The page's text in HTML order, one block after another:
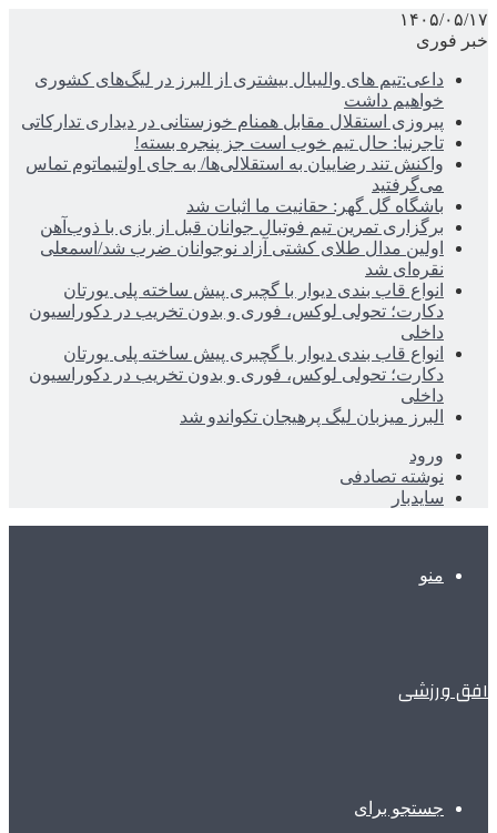
۱۴۰۵/۰۵/۱۷
خبر فوری
داعی:تیم های والیبال بیشتری از البرز در لیگ‌های کشوری
خواهیم داشت
پیروزی استقلال مقابل همنام خوزستانی در دیداری تدارکاتی
تاجرنیا: حال تیم خوب است جز پنجره بسته!
واکنش تند رضاییان به استقلالی‌ها/ به جای اولتیماتوم تماس
می‌گرفتید
باشگاه گل گهر: حقانیت ما اثبات شد
برگزاری تمرین تیم فوتبال جوانان قبل از بازی با ذوب‌آهن
اولین مدال طلای کشتی آزاد نوجوانان ضرب شد/اسمعلی
نقره‌ای شد
انواع قاب بندی دیوار با گچبری پیش ساخته پلی یورتان
دکارت؛ تحولی لوکس، فوری و بدون تخریب در دکوراسیون
داخلی
انواع قاب بندی دیوار با گچبری پیش ساخته پلی یورتان
دکارت؛ تحولی لوکس، فوری و بدون تخریب در دکوراسیون
داخلی
البرز میزبان لیگ پرهیجان تکواندو شد
ورود
نوشته تصادفی
سایدبار
منو
افق ورزشی
جستجو برای